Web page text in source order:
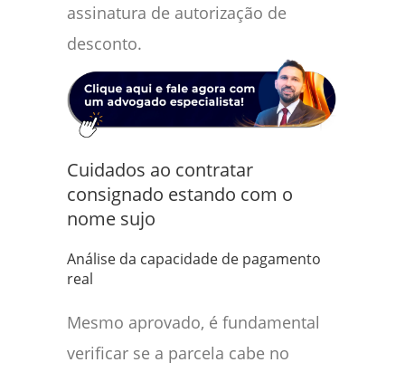
assinatura de autorização de
desconto.
Cuidados ao contratar
consignado estando com o
nome sujo
Análise da capacidade de pagamento
real
Mesmo aprovado, é fundamental
verificar se a parcela cabe no